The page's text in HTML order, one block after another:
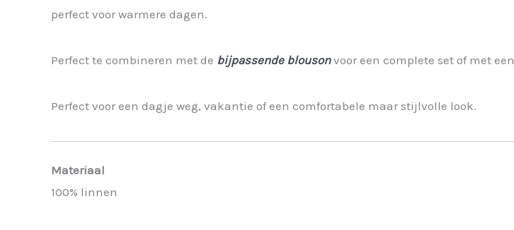
perfect voor warmere dagen.
Perfect te combineren met de bijpassende blousonvoor een complete set of met een
Perfect voor een dagje weg, vakantie of een comfortabele maar stijlvolle look.
Materiaal
100% linnen